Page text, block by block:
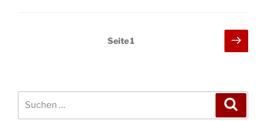
Seitennummerierung
Seite1